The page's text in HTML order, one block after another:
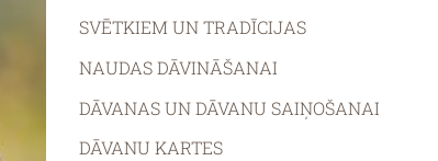
SVĒTKIEM UN TRADĪCIJAS
NAUDAS DĀVINĀŠANAI
DĀVANAS UN DĀVANU SAIŅOŠANAI
DĀVANU KARTES